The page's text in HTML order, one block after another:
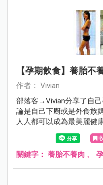
【孕期飲食】養胎不
作者： Vivian
部落客→Vivian分享了自
論是自己下廚或是外食族
人人都可以成為最美麗健
關鍵字： 養胎不養肉 、